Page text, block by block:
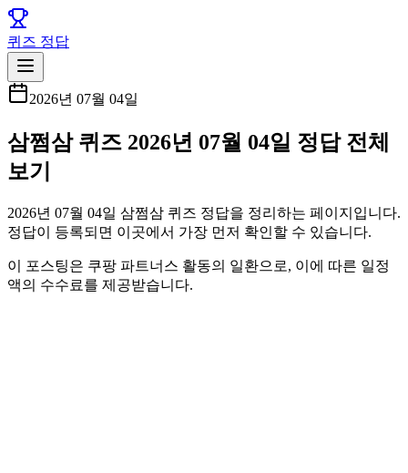
퀴즈 정답
2026년 07월 04일
삼쩜삼 퀴즈 2026년 07월 04일 정답 전체
보기
2026년 07월 04일 삼쩜삼 퀴즈 정답을 정리하는 페이지입니다.
정답이 등록되면 이곳에서 가장 먼저 확인할 수 있습니다.
이 포스팅은 쿠팡 파트너스 활동의 일환으로, 이에 따른 일정
액의 수수료를 제공받습니다.